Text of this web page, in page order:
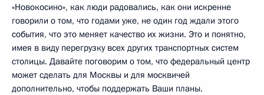
«Новокосино», как люди радовались, как они искренне
говорили о том, что годами уже, не один год ждали этого
события, что это меняет качество их жизни. Это и понятно,
имея в виду перегрузку всех других транспортных систем
столицы. Давайте поговорим о том, что федеральный центр
может сделать для Москвы и для москвичей
дополнительно, чтобы поддержать Ваши планы.